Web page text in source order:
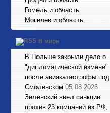
Гомель и область
Могилев и область
В мире
В Польше закрыли дело о
"дипломатической измене"
после авиакатастрофы под
Смоленском 05.08.2026
Зеленский ввел санкции
против 23 компаний из РФ,